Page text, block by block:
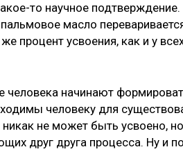
то научное
масло
процент усвоения, как и у
человека начинают
человеку для
не может быть усвоено,
друг друга процесса. Ну и